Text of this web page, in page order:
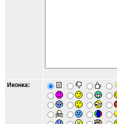
Иконка: